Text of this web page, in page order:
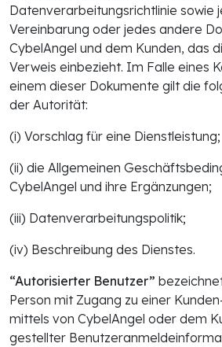
Datenverarbeitungsrichtlinie sowie
Vereinbarung oder jedes andere
CybelAngel und dem Kunden, das
Verweis einbezieht. Im Falle eines
einem dieser Dokumente gilt die
der Autorität:
(i) Vorschlag für eine Dienstleistung;
(ii) die Allgemeinen
CybelAngel und ihre Ergänzungen;
(iii) Datenverarbeitungspolitik;
(iv) Beschreibung des Dienstes.
“Autorisierter Benutzer”
Person mit Zugang zu einer
mittels von CybelAngel oder dem
gestellter